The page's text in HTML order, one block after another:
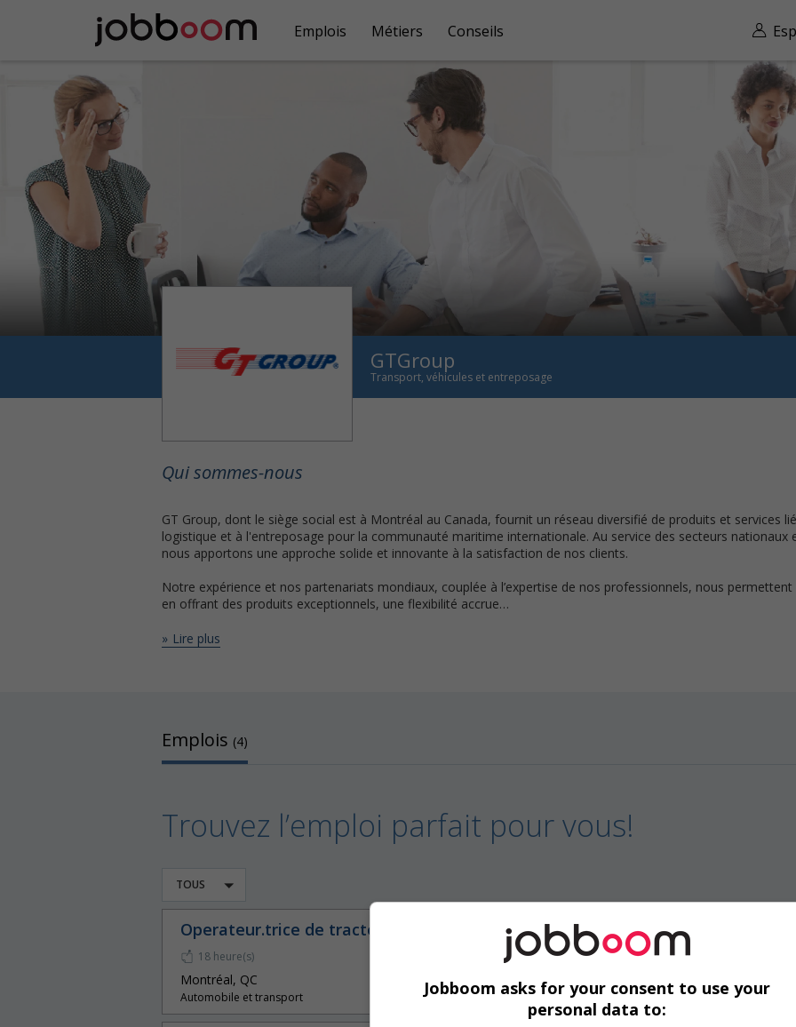
Emplois Métiers Conseils
GTGroup
Transport, véhicules et entreposage
Qui sommes-nous
GT Group, dont le siège social est à Montréal au Canada, fournit un réseau diversifié de produits et services
logistique et à l'entreposage pour la communauté maritime internationale. Au service des secteurs nationaux
nous apportons une approche solide et innovante à la satisfaction de nos clients.
Notre expérience et nos partenariats mondiaux, couplée à l’expertise de nos professionnels, nous
en offrant des produits exceptionnels, une flexibilité accrue…
Lire plus
Emplois (4)
Trouvez l’emploi parfait pour vous!
TOUS
Operateur.trice de tracteur de terminal (conteneurs)
18 heure(s)
Montréal, QC
Automobile et transport
Jobboom asks for your consent to use your
personal data to: